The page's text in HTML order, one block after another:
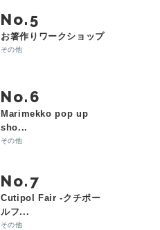
No.
お箸作りワークショップ
その他
No.
Marimekko pop up
sho...
その他
No.
Cutipol Fair -クチポー
ルフ...
その他